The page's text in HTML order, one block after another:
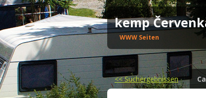
kemp
WWW Seiten
<<Suchergebnissen